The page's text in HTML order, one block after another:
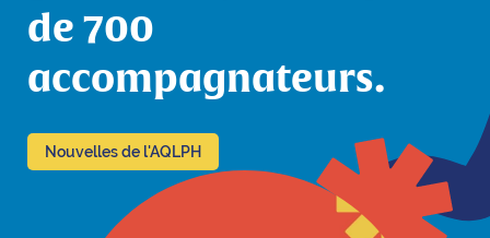
de 700
accompagnateurs.
Nouvelles de l'AQLPH